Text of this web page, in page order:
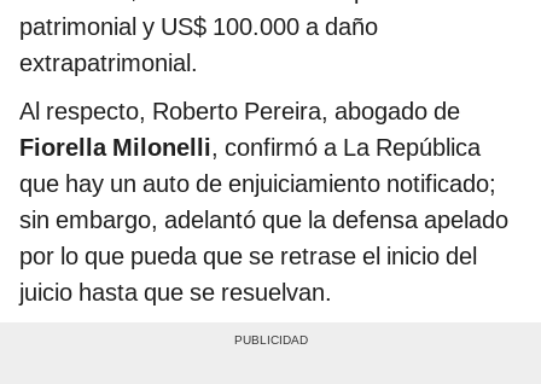
patrimonial y US$ 100.000 a daño
extrapatrimonial.
Al respecto, Roberto Pereira, abogado de
Fiorella Milonelli, confirmó a La República
que hay un auto de enjuiciamiento notificado;
sin embargo, adelantó que la defensa apelado
por lo que pueda que se retrase el inicio del
juicio hasta que se resuelvan.